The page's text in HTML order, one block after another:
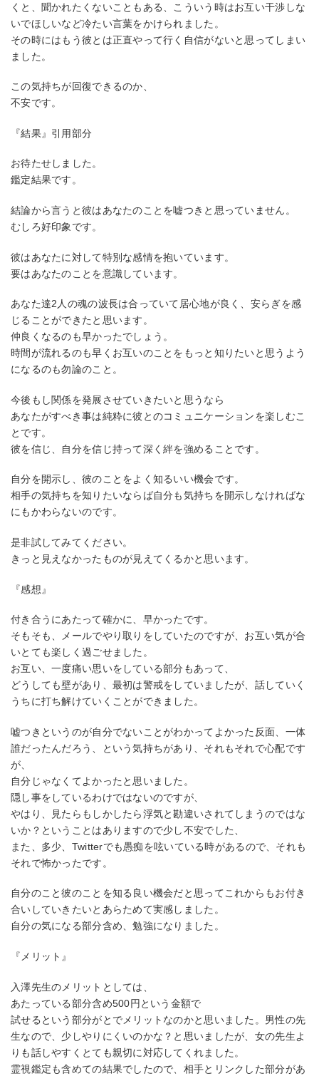
くと、聞かれたくないこともある、こういう時はお互い干渉しな
いでほしいなど冷たい言葉をかけられました。
その時にはもう彼とは正直やって行く自信がないと思ってしまい
ました。
この気持ちが回復できるのか、
不安です。
『結果』引用部分
お待たせしました。
鑑定結果です。
結論から言うと彼はあなたのことを嘘つきと思っていません。
むしろ好印象です。
彼はあなたに対して特別な感情を抱いています。
要はあなたのことを意識しています。
あなた達2人の魂の波長は合っていて居心地が良く、安らぎを感
じることができたと思います。
仲良くなるのも早かったでしょう。
時間が流れるのも早くお互いのことをもっと知りたいと思うよう
になるのも勿論のこと。
今後もし関係を発展させていきたいと思うなら
あなたがすべき事は純粋に彼とのコミュニケーションを楽しむこ
とです。
彼を信じ、自分を信じ持って深く絆を強めることです。
自分を開示し、彼のことをよく知るいい機会です。
相手の気持ちを知りたいならば自分も気持ちを開示しなければな
にもかわらないのです。
是非試してみてください。
きっと見えなかったものが見えてくるかと思います。
『感想』
付き合うにあたって確かに、早かったです。
そもそも、メールでやり取りをしていたのですが、お互い気が合
いとても楽しく過ごせました。
お互い、一度痛い思いをしている部分もあって、
どうしても壁があり、最初は警戒をしていましたが、話していく
うちに打ち解けていくことができました。
嘘つきというのが自分でないことがわかってよかった反面、一体
誰だったんだろう、という気持ちがあり、それもそれで心配です
が、
自分じゃなくてよかったと思いました。
隠し事をしているわけではないのですが、
やはり、見たらもしかしたら浮気と勘違いされてしまうのではな
いか？ということはありますので少し不安でした、
また、多少、Twitterでも愚痴を呟いている時があるので、それも
それで怖かったです。
自分のこと彼のことを知る良い機会だと思ってこれからもお付き
合いしていきたいとあらためて実感しました。
自分の気になる部分含め、勉強になりました。
『メリット』
入澤先生のメリットとしては、
あたっている部分含め500円という金額で
試せるという部分がとでメリットなのかと思いました。男性の先
生なので、少しやりにくいのかな？と思いましたが、女の先生よ
りも話しやすくとても親切に対応してくれました。
霊視鑑定も含めての結果でしたので、相手とリンクした部分があ